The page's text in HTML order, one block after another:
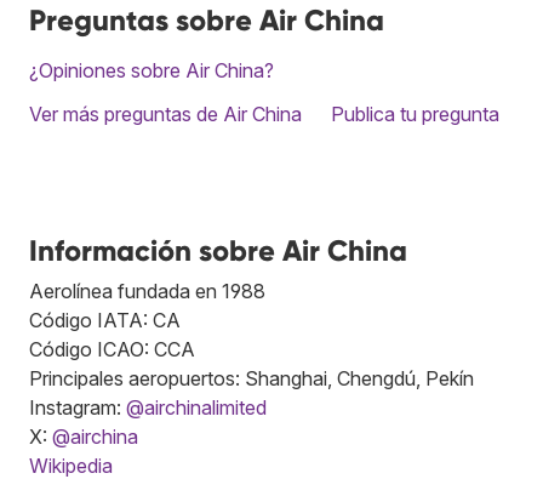
Preguntas sobre Air China
¿Opiniones sobre Air China?
Ver más preguntas de Air China
Publica tu pregunta
Información sobre Air China
Aerolínea fundada en 1988
Código IATA: CA
Código ICAO: CCA
Principales aeropuertos: Shanghai, Chengdú, Pekín
Instagram: @airchinalimited
X: @airchina
Wikipedia